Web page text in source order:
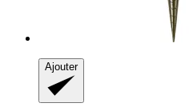
Ajouter